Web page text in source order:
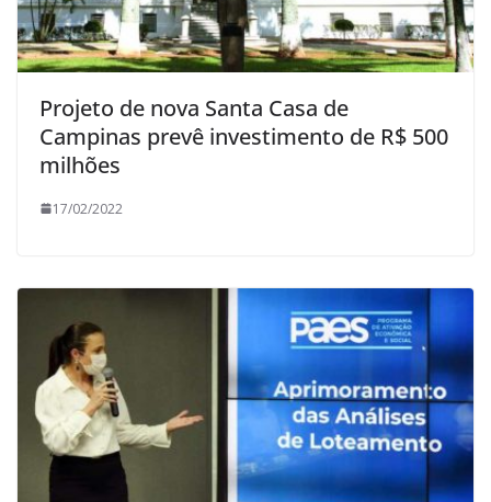
Projeto de nova Santa Casa de
Campinas prevê investimento de R$ 500
milhões
17/02/2022